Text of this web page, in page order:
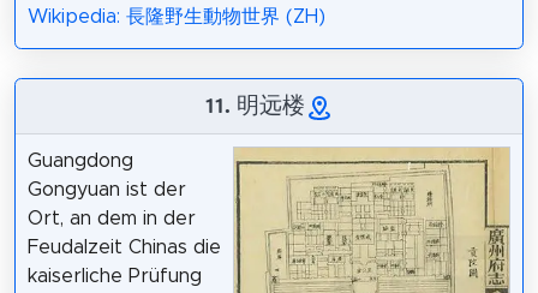
Wikipedia: 長隆野生動物世界 (ZH)
11. 明远楼
Guangdong
Gongyuan ist der
Ort, an dem in der
Feudalzeit Chinas die
kaiserliche Prüfung